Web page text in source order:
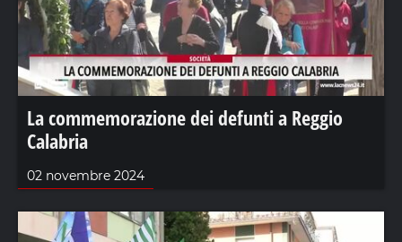
La commemorazione dei defunti a Reggio
Calabria
02 novembre 2024